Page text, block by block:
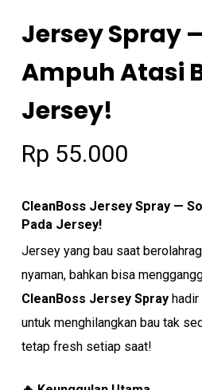
Jersey Spray
Ampuh Atasi
Jersey!
Rp 55.000
CleanBoss Jersey Spray —
Pada Jersey!
Jersey yang bau saat
nyaman, bahkan bisa
CleanBoss Jersey Sprayhadir
untuk menghilangkan bau tak
tetap fresh setiap saat!